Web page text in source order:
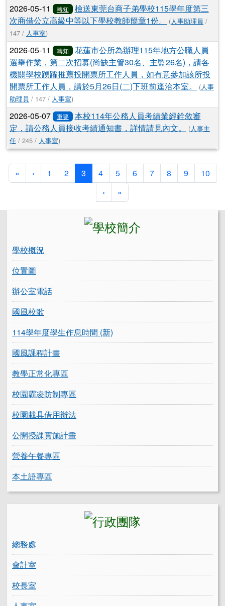
2026-05-11 轉知
檢送東莞台商子弟學校115學年度第三
次商借公立高級中等以下學校教師簡章1份。
(人事助理員 /
147 / 人事室)
2026-05-11 轉知
花蓮市公所為辦理115年地方公職人員
選舉作業，第二次招募(尚缺主管30名、主監26名)，請各
機關學校踴躍推薦投開票所工作人員，如有意參加該所投
開票所工作人員，請於5月26日(二)下班前逕洽本室。
(人事
助理員 / 147 / 人事室)
2026-05-07 重要
本校114年公務人員考績業經銓敘審
定，請公務人員接收考績通知書，詳情請見內文。
(人事主
任 / 245 / 人事室)
« 第一頁
‹ 上一頁
1 2 3 (目前頁次)
4 5 6 7 8 9
10
› 下一頁
»
學校概況
位置圖
辦公室電話
國風校歌
114學年度學生作息時間 (新)
國風課程計畫
教學正常化專區
校園霸凌防制專區
校園載具借用辦法
公開授課實施計畫
營養午餐專區
本土語專區
總務處
會計室
校長室